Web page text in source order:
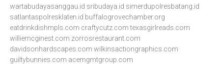
wartabudayasanggau.id sribudaya.id simerdupolresbatang.id
satlantaspolresklaten.id buffalogrovechamber.org
eatdrinkdishmpls.com craftycutz.com texasgirlreads.com
williemcginest.com zorrosrestaurant.com
davidsonhardscapes.com wilkinsactiongraphics.com
guiltybunnies.com acemgmtgroup.com